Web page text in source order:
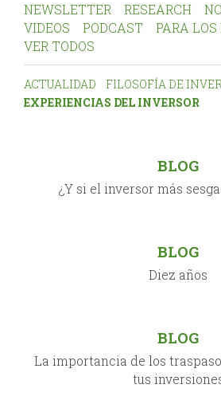
NEWSLETTER
RESEARCH
VIDEOS
PODCAST
PARA
VER TODOS
ACTUALIDAD
FILOSOFÍA DE
EXPERIENCIAS DEL INVERSOR
BLOG
¿Y si el inversor más
BLOG
Diez años
BLOG
La importancia de los
tus